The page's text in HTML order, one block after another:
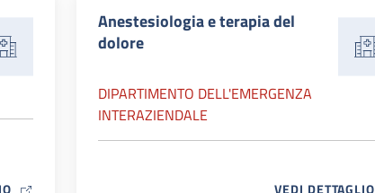
MAP ICON
Anestesiologia e terapia del
dolore
DIPARTIMENTO DELL'EMERGENZA
INTERAZIENDALE
VEDI DETTAGLIO